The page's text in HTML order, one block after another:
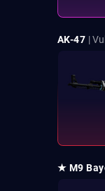
AK-47 |
★ M9